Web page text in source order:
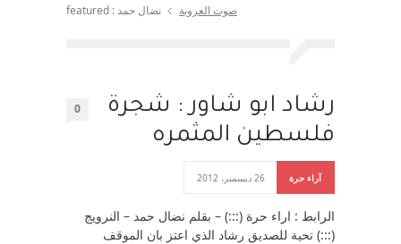
صوت العروبة نضال حمد : featured
رشاد ابو شاور : شجرة
فلسطين المثمره
0
آراء حرة 26 ديسمبر، 2012
الرابط : اراء حرة (:::) – بقلم نضال حمد – النرويج
(:::) تحية للصديق رشاد الذي اعتز بان الموقف